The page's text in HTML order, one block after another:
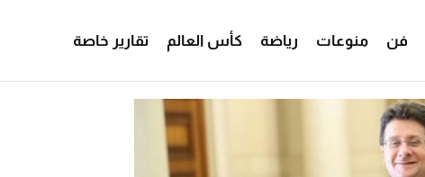
فن منوعات رياضة كأس العالم تقارير خاصة